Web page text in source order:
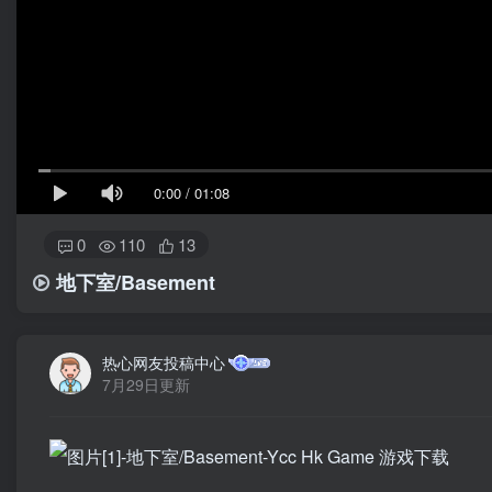
0:00 / 01:08
0 110 13
地下室/Basement
热心网友投稿中心
7月29日更新